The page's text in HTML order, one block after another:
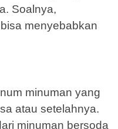
Soalnya,
menyebabkan
minuman yang
atau setelahnya.
minuman bersoda